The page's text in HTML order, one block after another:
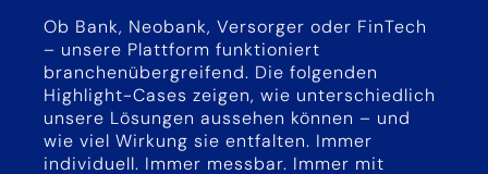
Ob Bank, Neobank, Versorger oder FinTech
– unsere Plattform funktioniert
branchenübergreifend. Die folgenden
Highlight-Cases zeigen, wie unterschiedlich
unsere Lösungen aussehen können – und
wie viel Wirkung sie entfalten. Immer
individuell. Immer messbar. Immer mit